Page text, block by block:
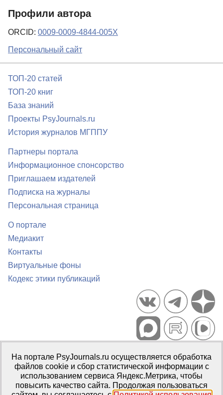
Профили автора
ORCID: 0009-0009-4844-005X
Персональный сайт
ТОП-20 статей
ТОП-20 книг
База знаний
Проекты PsyJournals.ru
История журналов МГППУ
Партнеры портала
Информационное спонсорство
Приглашаем издателей
Подписка на журналы
Персональная страница
О портале
Медиакит
Контакты
Виртуальные фоны
Кодекс этики публикаций
Портал психологических изданий PsyJournals.ru, 2007–2026
Правила использования материалов
Свидетельство регистрации СМИЭл № ФС77-66447 от 14 июля
2016 г.
На портале PsyJournals.ru осуществляется обработка
файлов cookie и сбор статистической информации с
использованием сервиса Яндекс.Метрика, чтобы
повысить качество сайта. Продолжая пользоваться